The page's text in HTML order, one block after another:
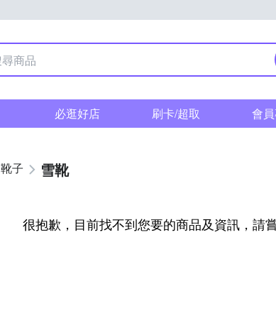
必逛好店 刷卡/超取 會
靴子 雪靴
很抱歉，目前找不到您要的商品及資訊，請